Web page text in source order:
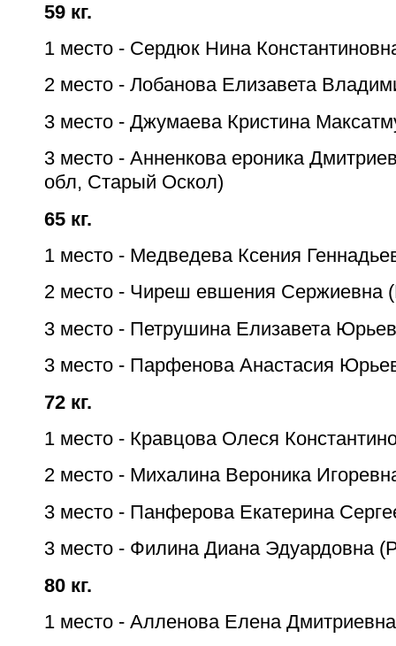
59 кг.
1 место - Сердюк Нина
2 место - Лобанова Елизавета
3 место - Джумаева Кристина
3 место - Анненкова ероника
обл, Старый Оскол)
65 кг.
1 место - Медведева Ксения
2 место - Чиреш евшения Сержиевна
3 место - Петрушина Елизавета
3 место - Парфенова Анастасия
72 кг.
1 место - Кравцова Олеся
2 место - Михалина Вероника
3 место - Панферова Екатерина
3 место - Филина Диана Эдуардовна
80 кг.
1 место - Алленова Елена